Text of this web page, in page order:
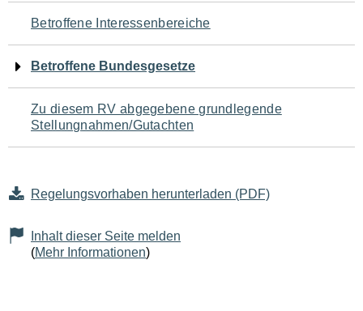
Seiteninhalt
Betroffene Interessenbereiche
Betroffene Bundesgesetze
Zu diesem RV abgegebene grundlegende
Stellungnahmen/Gutachten
Regelungsvorhaben herunterladen (PDF)
Inhalt dieser Seite melden
(Mehr Informationen)